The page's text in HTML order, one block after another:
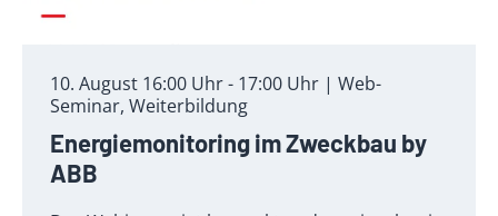
10. August 16:00 Uhr - 17:00 Uhr | Web-
Seminar, Weiterbildung
Energiemonitoring im Zweckbau by
ABB